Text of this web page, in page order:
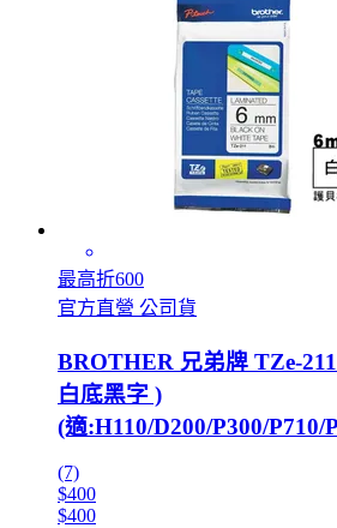
最高折600
官方直營 公司貨
BROTHER 兄弟牌 TZe-
白底黑字 )
(適:H110/D200/P300/P710/
(7)
$400
$400